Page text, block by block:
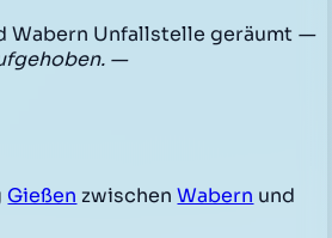
Wabern Unfallstelle geräumt —
—
Gießen zwischenWabern und